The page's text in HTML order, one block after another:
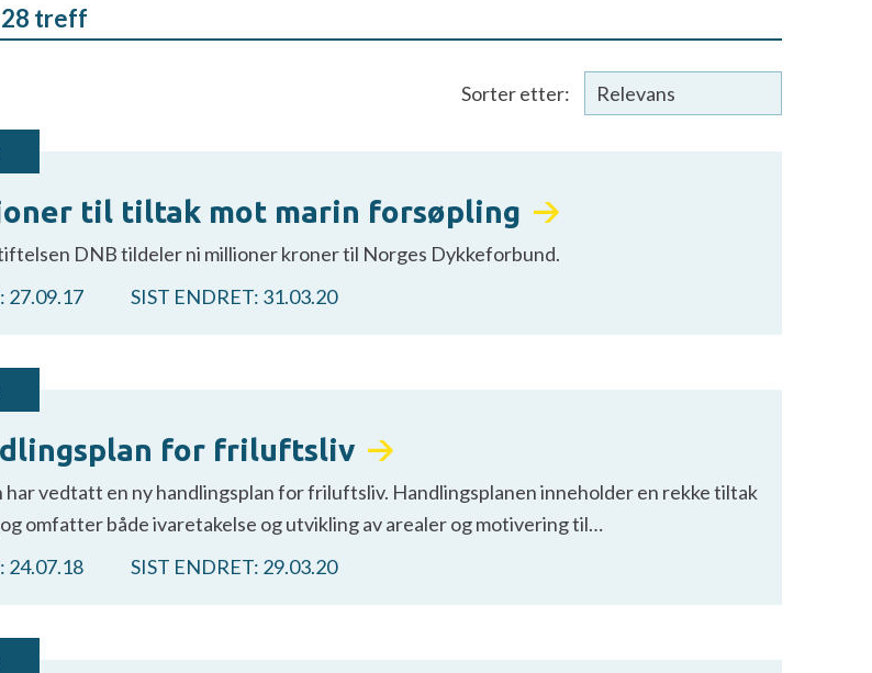
28 treff
Sorter etter:
til tiltak mot marin forsøpling
DNB tildeler ni millioner kroner til Norges Dykkeforbund.
27.09.17 SIST ENDRET: 31.03.20
for friluftsliv
har vedtatt en ny handlingsplan for friluftsliv. Handlingsplanen inneholder en rekke tiltak
omfatter både ivaretakelse og utvikling av arealer og motivering til…
24.07.18 SIST ENDRET: 29.03.20